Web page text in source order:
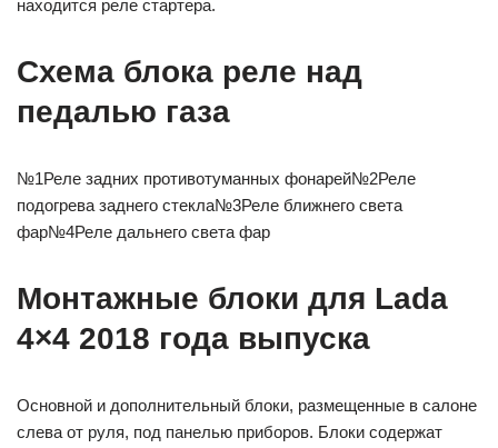
находится реле стартера.
Схема блока реле над
педалью газа
№1Реле задних противотуманных фонарей№2Реле
подогрева заднего стекла№3Реле ближнего света
фар№4Реле дальнего света фар
Монтажные блоки для Lada
4×4 2018 года выпуска
Основной и дополнительный блоки, размещенные в салоне
слева от руля, под панелью приборов. Блоки содержат